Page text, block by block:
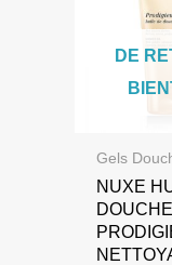
DE
Gels
NUXE
DOUCHE